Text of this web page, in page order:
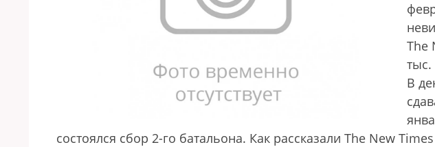
The
тыс.
В
состоялся сбор 2-го батальона. Как рассказали The New